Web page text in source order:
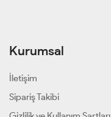
Kurumsal
İletişim
Sipariş Takibi